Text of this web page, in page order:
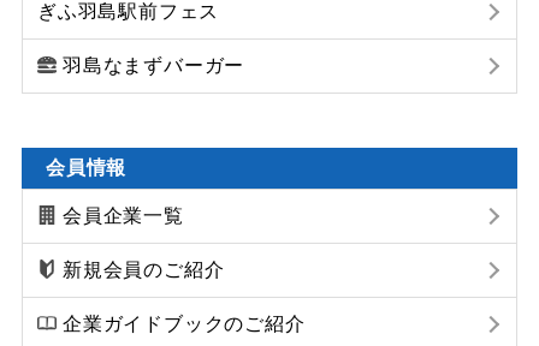
ぎふ羽島駅前フェス
羽島なまずバーガー
会員情報
会員企業一覧
新規会員のご紹介
企業ガイドブックのご紹介